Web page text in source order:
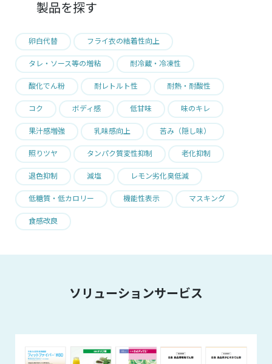
製品を探す
卵白代替 フライ衣の結着性向上
タレ・ソース等の増粘 耐冷蔵・冷凍性
酸化でん粉 耐レトルト性 耐熱・耐酸性
コク ボディ感 低甘味 味のキレ
果汁感増強 乳味感向上 苦み（隠し味）
照りツヤ タンパク質変性抑制 老化抑制
退色抑制 減塩 レモン劣化臭低減
低糖質・低カロリー 機能性表示 マスキング
食感改良
ソリューションサービス